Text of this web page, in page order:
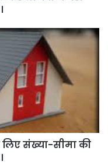
संख्या-सीमा की